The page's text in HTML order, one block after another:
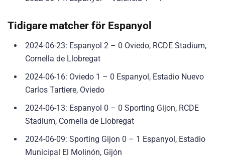
Tidigare matcher för Espanyol
2024-06-23: Espanyol 2 – 0 Oviedo, RCDE Stadium,
Cornella de Llobregat
2024-06-16: Oviedo 1 – 0 Espanyol, Estadio Nuevo
Carlos Tartiere, Oviedo
2024-06-13: Espanyol 0 – 0 Sporting Gijon, RCDE
Stadium, Cornella de Llobregat
2024-06-09: Sporting Gijon 0 – 1 Espanyol, Estadio
Municipal El Molinón, Gijón